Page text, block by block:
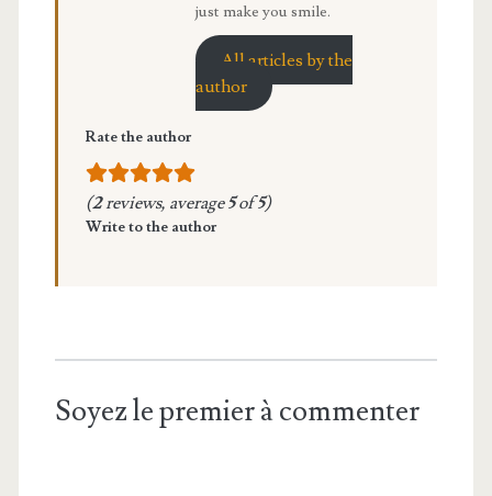
just make you smile.
All articles by the
author
Rate the author
(2reviews, average5of5)
Write to the author
Soyez le premier à commenter